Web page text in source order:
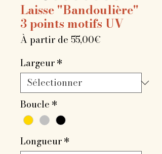
Laisse "Bandoulière"
3 points motifs UV
À partir de 55,00€
Largeur*
Boucle *
Longueur*